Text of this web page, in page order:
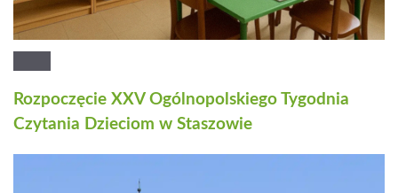
Rozpoczęcie XXV Ogólnopolskiego Tygodnia
Czytania Dzieciom w Staszowie